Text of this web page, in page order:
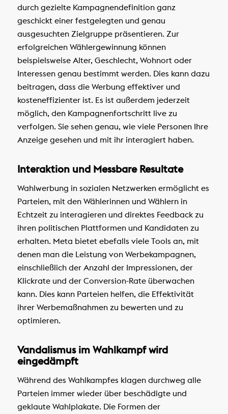
durch gezielte Kampagnendefinition ganz
geschickt einer festgelegten und genau
ausgesuchten Zielgruppe präsentieren. Zur
erfolgreichen Wählergewinnung können
beispielsweise Alter, Geschlecht, Wohnort oder
Interessen genau bestimmt werden. Dies kann dazu
beitragen, dass die Werbung effektiver und
kosteneffizienter ist. Es ist außerdem jederzeit
möglich, den Kampagnenfortschritt live zu
verfolgen. Sie sehen genau, wie viele Personen Ihre
Anzeige gesehen und mit ihr interagiert haben.
Interaktion und Messbare Resultate
Wahlwerbung in sozialen Netzwerken ermöglicht es
Parteien, mit den Wählerinnen und Wählern in
Echtzeit zu interagieren und direktes Feedback zu
ihren politischen Plattformen und Kandidaten zu
erhalten. Meta bietet ebefalls viele Tools an, mit
denen man die Leistung von Werbekampagnen,
einschließlich der Anzahl der Impressionen, der
Klickrate und der Conversion-Rate überwachen
kann. Dies kann Parteien helfen, die Effektivität
ihrer Werbemaßnahmen zu bewerten und zu
optimieren.
Vandalismus im Wahlkampf wird
eingedämpft
Während des Wahlkampfes klagen durchweg alle
Parteien immer wieder über beschädigte und
geklaute Wahlplakate. Die Formen der